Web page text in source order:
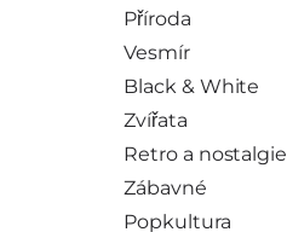
Příroda
Vesmír
Black & White
Zvířata
Retro a nostalgie
Zábavné
Popkultura